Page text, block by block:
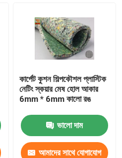
কার্পেট কুশন শিল্পকৌশল প্লাস্টিক
নেটিং স্কয়ার মেষ হোল আকার
6mm * 6mm কালো রঙ
ভালো দাম
আমাদের সাথে যোগাযোগ